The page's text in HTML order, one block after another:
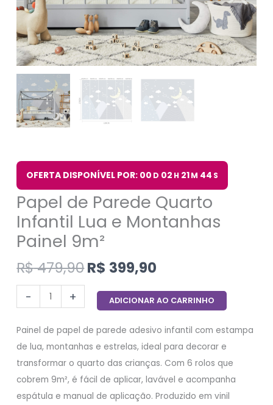
OFERTA DISPONÍVEL POR: 00 D 02 H 21M 43 S
Papel de Parede Quarto
Infantil Lua e Montanhas
Painel 9m²
R$479,90R$ 399,90
- + ADICIONAR AO CARRINHO
Painel de papel de parede adesivo infantil com estampa
de lua, montanhas e estrelas, ideal para decorar e
transformar o quarto das crianças. Com 6 rolos que
cobrem 9m², é fácil de aplicar, lavável e acompanha
espátula e manual de aplicação. Produzido em vinil